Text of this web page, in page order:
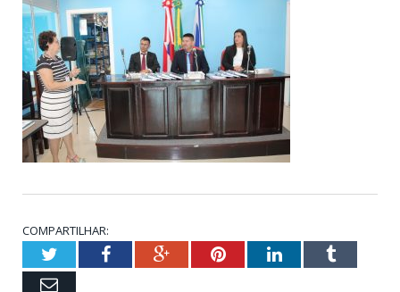
COMPARTILHAR:
TwitterFacebookGoogle+PinterestLinkedInTumblr
Email